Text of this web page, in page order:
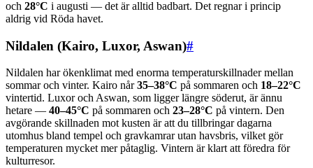
och 28°C i augusti — det är alltid badbart. Det regnar i princip
aldrig vid Röda havet.
Nildalen (Kairo, Luxor, Aswan)#
Nildalen har ökenklimat med enorma temperaturskillnader mellan
sommar och vinter. Kairo når35–38°C på sommaren och 18–22°C
vintertid. Luxor och Aswan, som ligger längre söderut, är ännu
hetare — 40–45°C på sommaren och 23–28°C på vintern. Den
avgörande skillnaden mot kusten är att du tillbringar dagarna
utomhus bland tempel och gravkamrar utan havsbris, vilket gör
temperaturen mycket mer påtaglig. Vintern är klart att föredra för
kulturresor.